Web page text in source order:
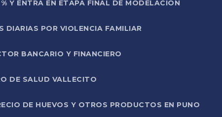
Y ENTRA EN ETAPA FINAL DE MODELACIÓN
DIARIAS POR VIOLENCIA FAMILIAR
BANCARIO Y FINANCIERO
DE SALUD VALLECITO
DE HUEVOS Y OTROS PRODUCTOS EN PUNO